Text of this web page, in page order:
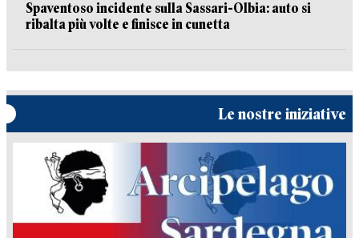
Spaventoso incidente sulla Sassari-Olbia: auto si
ribalta più volte e finisce in cunetta
Le nostre iniziative